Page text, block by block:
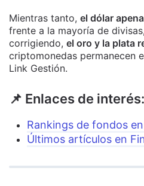
Mientras tanto, el dólar
frente a la mayoría de
corrigiendo, el oro y la plata
criptomonedas permanecen
Link Gestión.
📌 Enlaces de interés:
Rankings de fondos
Últimos artículos en